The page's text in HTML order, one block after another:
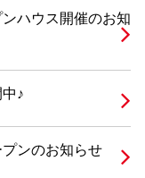
ハウス開催のお知
♪
ンのお知らせ